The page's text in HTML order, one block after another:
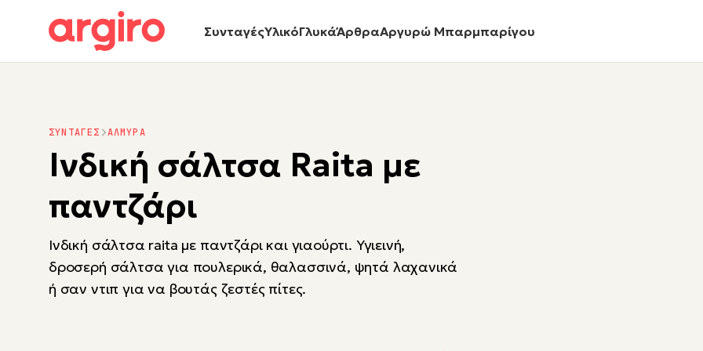
ΣυνταγέςΥλικόΓλυκάΆρθραΑργυρώ Μπαρμπαρίγου
ΣΥΝΤΑΓΕΣ ΑΛΜΥΡΑ
Ινδική σάλτσα Raita με
παντζάρι
Ινδική σάλτσα raita με παντζάρι και γιαούρτι. Υγιεινή,
δροσερή σάλτσα για πουλερικά, θαλασσινά, ψητά λαχανικά
ή σαν ντιπ για να βουτάς ζεστές πίτες.